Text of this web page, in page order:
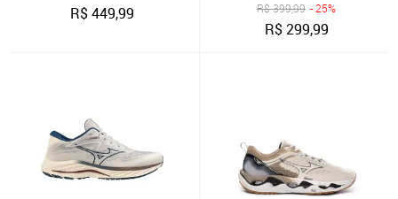
R$449,99 R$399,99 - 25%
R$299,99